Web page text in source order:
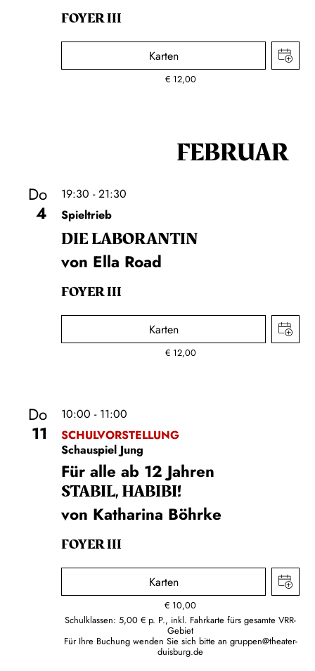
FOYER III
Karten
€ 12,00
FEBRUAR
Do
4
19:30 - 21:30
Spieltrieb
DIE LA­BO­RAN­TIN
von Ella Road
FOYER III
Karten
€ 12,00
Do
11
10:00 - 11:00
SCHULVORSTELLUNG
Schauspiel Jung
Für alle ab 12 Jahren
STABIL, HABIBI!
von Katharina Böhrke
FOYER III
Karten
€ 10,00
Schulklassen: 5,00 € p. P., inkl. Fahrkarte fürs gesamte VRR-
Gebiet
Für Ihre Buchung wenden Sie sich bitte an gruppen@theater-
duisburg.de